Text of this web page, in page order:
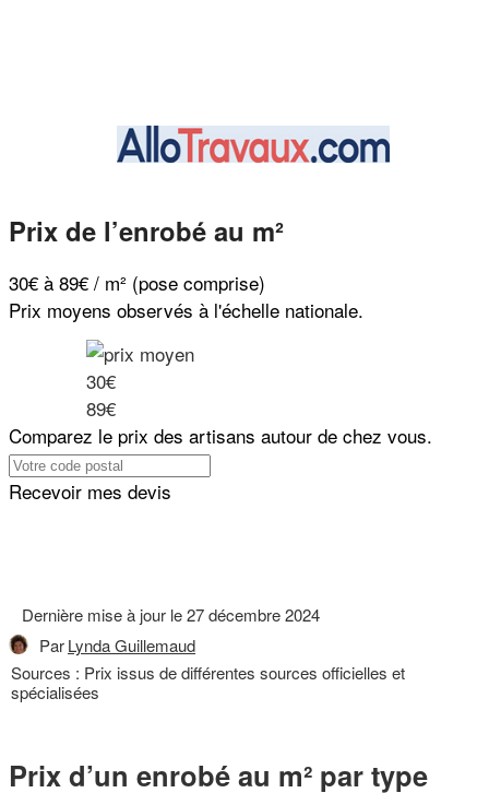
Prix de l’enrobé au m²
30€ à 89€ / m² (pose comprise)
Prix moyens observés à l'échelle nationale.
30€
89€
Comparez le prix des artisans autour de chez vous.
Recevoir mes devis
Dernière mise à jour le27 décembre 2024
ParLynda Guillemaud
Sources : Prix issus de différentes sources officielles et
spécialisées
Prix d’un enrobé au m² par type